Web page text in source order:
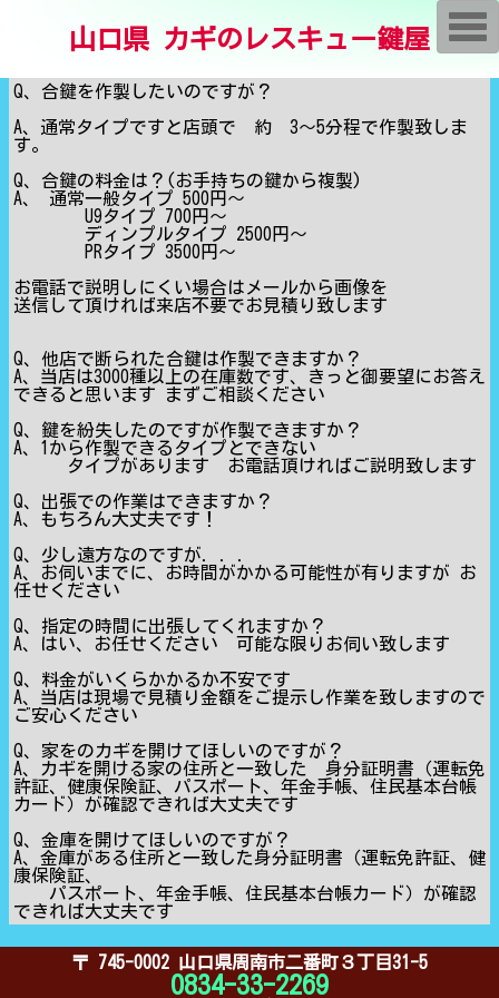
山口県 カギのレスキュー鍵屋
Q、合鍵を作製したいのですが？
A、通常タイプですと店頭で 約 3〜5分程で作製致しま
す。
Q、合鍵の料金は？(お手持ちの鍵から複製)
A、 通常一般タイプ 500円〜
U9タイプ 700円〜
ディンプルタイプ 2500円〜
PRタイプ 3500円〜
お電話で説明しにくい場合はメールから画像を
送信して頂ければ来店不要でお見積り致します
Q、他店で断られた合鍵は作製できますか？
A、当店は3000種以上の在庫数です、きっと御要望にお答え
できると思います まずご相談ください
Q、鍵を紛失したのですが作製できますか？
A、1から作製できるタイプとできない
タイプがあります お電話頂ければご説明致します
Q、出張での作業はできますか？
A、もちろん大丈夫です！
Q、少し遠方なのですが．．．
A、お伺いまでに、お時間がかかる可能性が有りますが お
任せください
Q、指定の時間に出張してくれますか？
A、はい、お任せください 可能な限りお伺い致します
Q、料金がいくらかかるか不安です
A、当店は現場で見積り金額をご提示し作業を致しますので
ご安心ください
Q、家をのカギを開けてほしいのですが？
A、カギを開ける家の住所と一致した 身分証明書（運転免
許証、健康保険証、パスポート、年金手帳、住民基本台帳
カード）が確認できれば大丈夫です
Q、金庫を開けてほしいのですが？
A、金庫がある住所と一致した身分証明書（運転免許証、健
康保険証、
パスポート、年金手帳、住民基本台帳カード）が確認
できれば大丈夫です
T
o
g
〒 745-0002 山口県周南市二番町３丁目31-5
0834-33-2269